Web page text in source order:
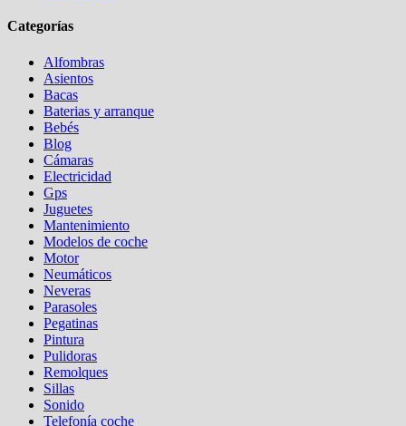
Categorías
Alfombras
Asientos
Bacas
Baterias y arranque
Bebés
Blog
Cámaras
Electricidad
Gps
Juguetes
Mantenimiento
Modelos de coche
Motor
Neumáticos
Neveras
Parasoles
Pegatinas
Pintura
Pulidoras
Remolques
Sillas
Sonido
Telefonía coche